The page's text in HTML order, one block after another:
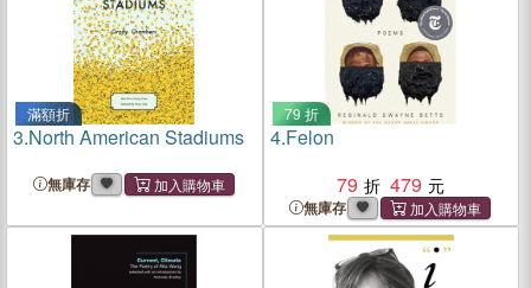
滿額折
3.North American Stadiums
無庫存
79 折
4.Felon
79
479
無庫存